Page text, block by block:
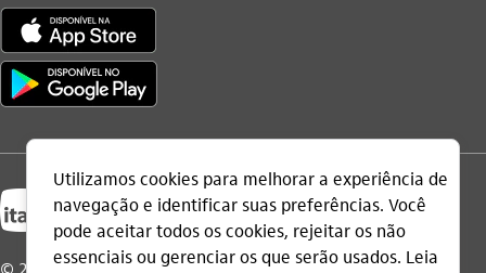
© 2026 Itaú Unibanco Holding S.A.